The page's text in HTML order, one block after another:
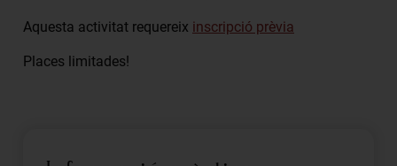
Aquesta activitat requereix inscripció prèvia
Places limitades!